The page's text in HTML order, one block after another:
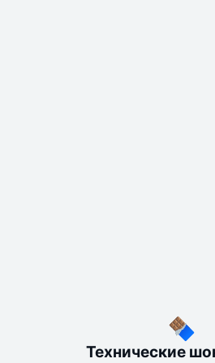
Технические